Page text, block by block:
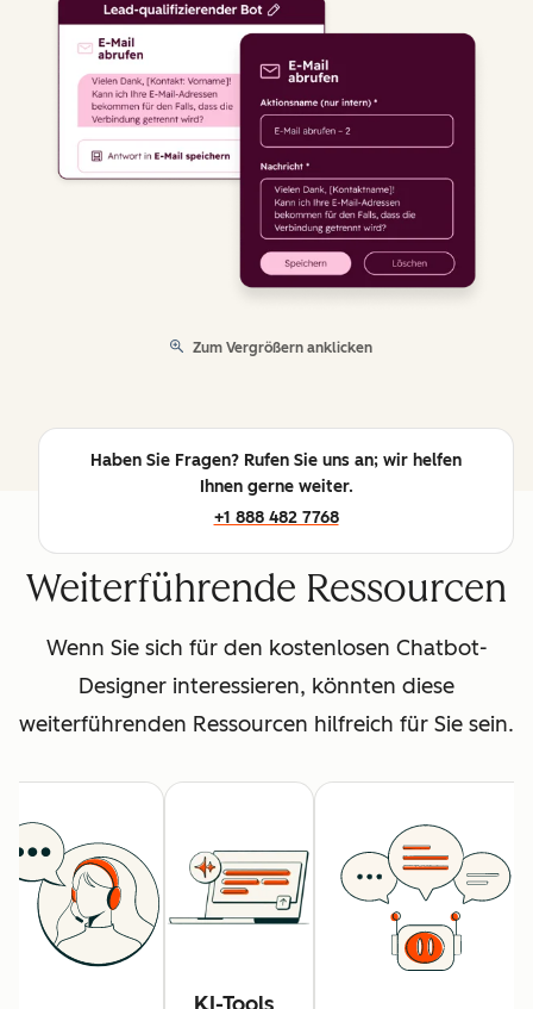
Zum Vergrößern anklicken
Haben Sie Fragen? Rufen Sie uns an; wir helfen
Ihnen gerne weiter.
+1 888 482 7768
Weiterführende Ressourcen
Wenn Sie sich für den kostenlosen Chatbot-
Designer interessieren, könnten diese
weiterführenden Ressourcen hilfreich für Sie sein.